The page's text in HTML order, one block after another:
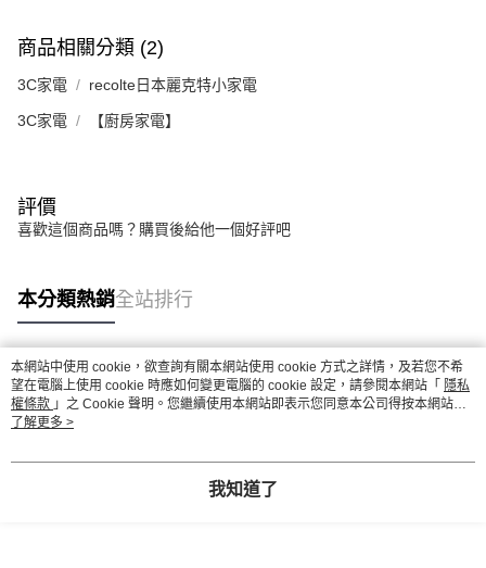
商品相關分類 (2)
3C家電 recolte日本麗克特小家電
3C家電 【廚房家電】
評價
喜歡這個商品嗎？購買後給他一個好評吧
本分類熱銷全站排行
熱門標籤
本網站中使用 cookie，欲查詢有關本網站使用 cookie 方式之詳情，及若您不希
望在電腦上使用 cookie 時應如何變更電腦的 cookie 設定，請參閱本網站「 隱私
權條款 」之 Cookie 聲明。您繼續使用本網站即表示您同意本公司得按本網站使
用條款之 Cookie 聲明使用 cookie。
了解更多 >
我知道了